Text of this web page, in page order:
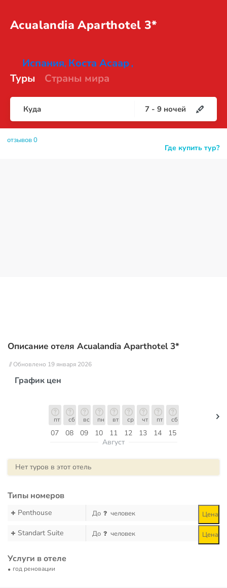
AcualandiaAparthotel 3*
Испания, Коста Асаар ,
Туры Страны мира
Куда 7 - 9 ночей
Где купить тур?
отзывов 0
Описание отеля Acualandia Aparthotel 3*
// Обновлено 19 января 2026
График цен
07
пт
08
сб
09
вс
10
пн
11
вт
12
ср
13
чт
14
пт
15
сб
Август
Нет туров в этот отель
Типы номеров
Penthouse До человек Цена
Standart Suite До человек Цена
Услуги в отеле
год реновации